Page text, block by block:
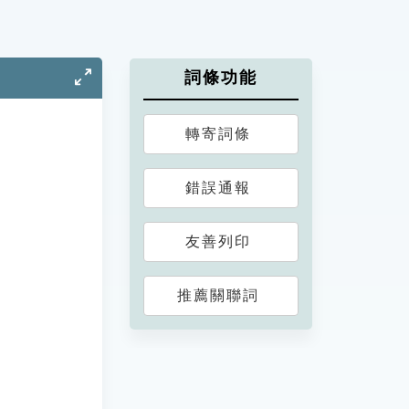
詞條功能
轉寄詞條
錯誤通報
友善列印
推薦關聯詞